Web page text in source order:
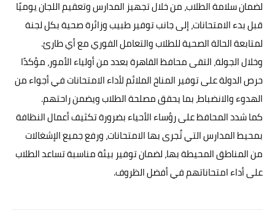
لضمان سلامة الطلاب، من خلال تجهيز المدارس وتعقيم اللجان يوميًا
قبل بدء الامتحانات، إلى جانب توفير طبيب وزائرة صحية بكل لجنة
لمتابعة الحالة الصحية للطلاب والتعامل الفوري مع أي طارئ.
وخلال الجولة، التقى محافظ القاهرة بعدد من أولياء الأمور، مؤكدًا
حرص الدولة على توفير المناخ الملائم لأداء الامتحانات في أجواء من
الهدوء والانضباط، بما يحقق مصلحة الطلاب ويضمن راحتهم.
كما شدد المحافظ على رؤساء الأحياء بضرورة تكثيف أعمال النظافة
بمحيط المدارس التي تُجرى بها الامتحانات، ورفع جميع الإشغالات
من المناطق المحيطة بها، لضمان توفير بيئة مناسبة تساعد الطلاب
على أداء امتحاناتهم في أفضل الظروف.